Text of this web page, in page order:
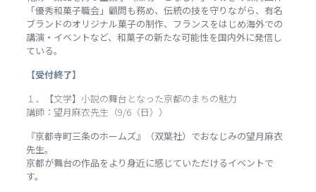
「優秀和菓子職会」顧問も務め、伝統の技を守りながら、有名
ブランドのオリジナル菓子の制作、フランスをはじめ海外での
講演・イベントなど、和菓子の新たな可能性を国内外に発信し
ている。
【受付終了】
１．【文学】小説の舞台となった京都のまちの魅力
講師：望月麻衣先生（9/6（日））
『京都寺町三条のホームズ』（双葉社）でおなじみの望月麻衣
先生。
京都が舞台の作品をより身近に感じていただけるイベントで
す。